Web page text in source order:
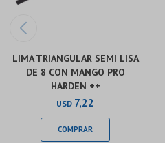
LIMA TRIANGULAR SEMI LISA
DE 8 CON MANGO PRO
HARDEN ++
USD 7,22